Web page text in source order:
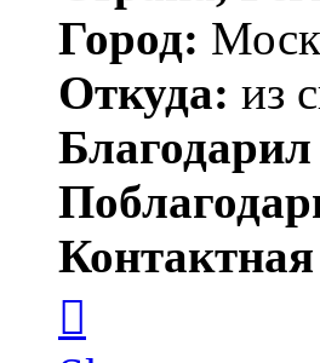
Город:
Откуда: из
пользователя
Kirilliq